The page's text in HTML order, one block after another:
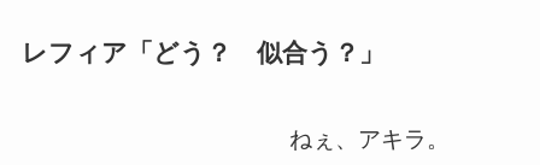
レフィア「どう？ 似合う？」
ねぇ、アキラ。